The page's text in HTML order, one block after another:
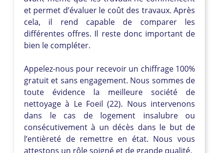
et permet d’évaluer le coût des travaux. Après
cela, il rend capable de comparer les
différentes offres. Il reste donc important de
bien le compléter.
Appelez-nous pour recevoir un chiffrage 100%
gratuit et sans engagement. Nous sommes de
toute évidence la meilleure société de
nettoyage à Le Foeil (22). Nous intervenons
dans le cas de logement insalubre ou
consécutivement à un décès dans le but de
l’entièreté de remettre en état. Nous vous
attestons un rôle soigné et de grande qualité.